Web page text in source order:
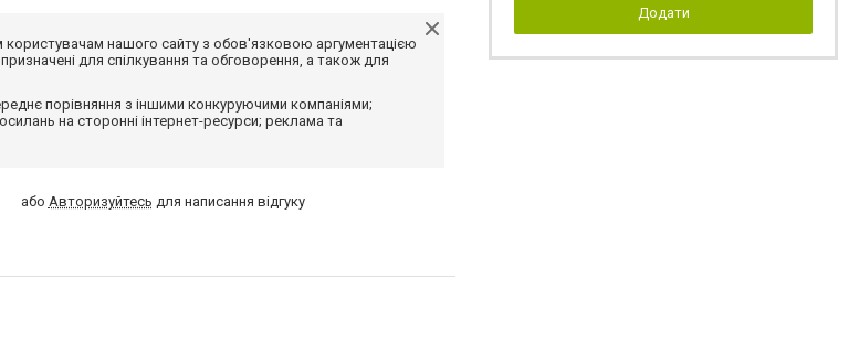
користувачам нашого сайту з обов'язковою аргументацією
для спілкування та обговорення, а також для
порівняння з іншими конкуруючими компаніями;
на сторонні інтернет-ресурси; реклама та
або Авторизуйтесь для написання відгуку
Додати